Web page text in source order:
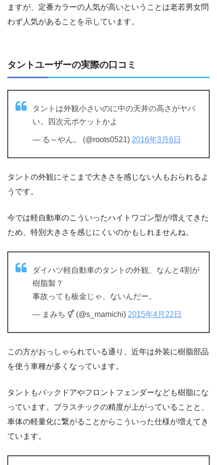
ますが、定番カラーの人気が高いということは老若男女問
わず人気があることを示しています。
タントユーザーの実際の口コミ
タントは外観小さいのに中の天井の高さがヤバ
い。四次元ポケットかよ
— る～やん。 (@roots0521) 2016年3月6日
タントの外観にそこまで大きさを感じない人もおられるよ
うです。
今では軽自動車のこういったハイトワゴン型が増えてきた
ため、特別大きさを感じにくいのかもしれませんね。
ダイハツ軽自動車のタントの外観、なんと4割が
樹脂製？
事故っても板金じゃ、ないんだー。
— まみち ⚥ (@s_mamichi) 2015年4月22日
この方がおっしゃられている通り、近年は外装に樹脂部品
を使う車種が多くなっています。
タントもバックドアやフロントフェンダーなども樹脂にな
っています。プラスチックの精度が上がっていることと、
車体の軽量化に繋がることからこういった仕様が増えてき
ています。